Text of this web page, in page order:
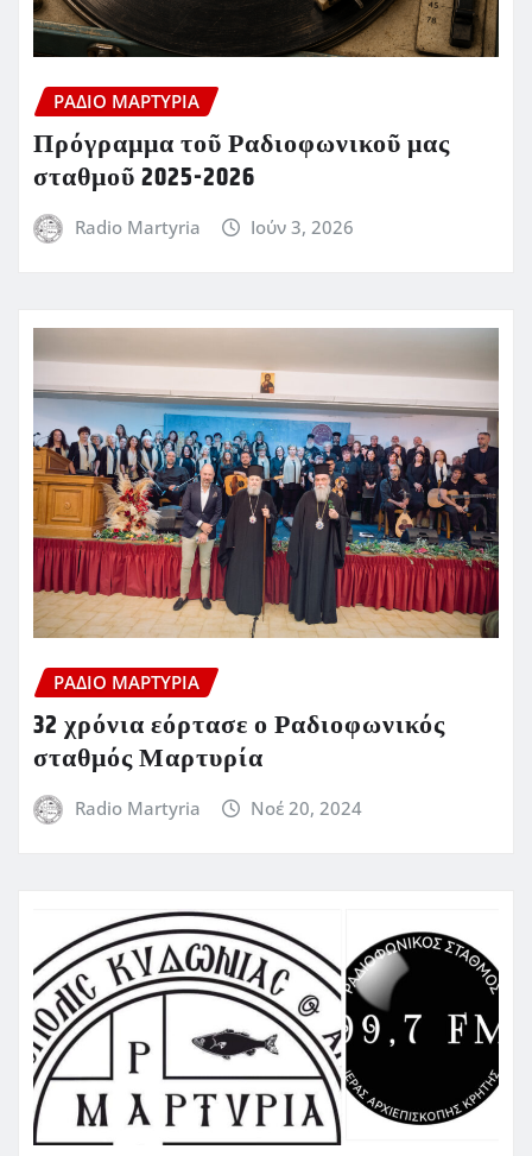
ΡΆΔΙΟ ΜΑΡΤΥΡΊΑ
Πρόγραμμα τοῦ Ραδιοφωνικοῦ μας
σταθμοῦ 2025-2026
Radio Martyria Ιούν 3, 2026
ΡΆΔΙΟ ΜΑΡΤΥΡΊΑ
32 χρόνια εόρτασε ο Ραδιοφωνικός
σταθμός Μαρτυρία
Radio Martyria Νοέ 20, 2024